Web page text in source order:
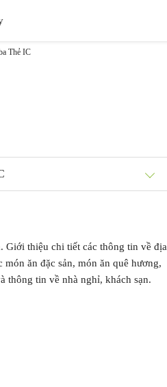
Thẻ IC
Giới thiệu chi tiết các thông tin về địa
ăn đặc sản, món ăn quê hương,
thông tin về nhà nghỉ, khách sạn.